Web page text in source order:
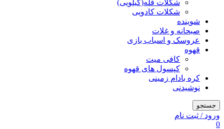
شکلات فله(کیلویی)
شکلات کادویی
شوینده
صبحانه و غلات
عروسک و اسباب بازی
قهوه
کافی میت
کپسول های قهوه
کره بادام زمینی
نوشیدنی
جستجو
ورود / ثبت نام
0